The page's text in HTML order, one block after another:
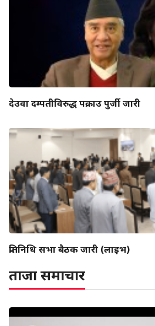
देउवा दम्पतीविरुद्ध पक्राउ पुर्जी जारी
प्रतिनिधि सभा बैठक जारी (लाइभ)
ताजा समाचार